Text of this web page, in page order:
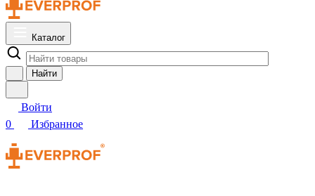
Каталог
Найти
Войти
0
Избранное